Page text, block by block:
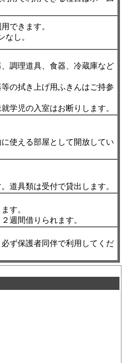
できます。
し。
調理道具、食器、冷蔵庫など
の拭き上げ用ふきんはご持参
学児の入室はお断りします。
使える部屋として開放してい
道具類は受付で貸出します。
す。
週間借りられます。
ず保護者同伴で利用してくだ